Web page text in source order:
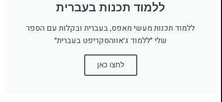
ללמוד תכנות בעברית
ללמוד תכנות מעשי מאפס, בעברית ובקלות עם הספר
שלי ״ללמוד ג׳אווהסקריפט בעברית״
לחצו כאן